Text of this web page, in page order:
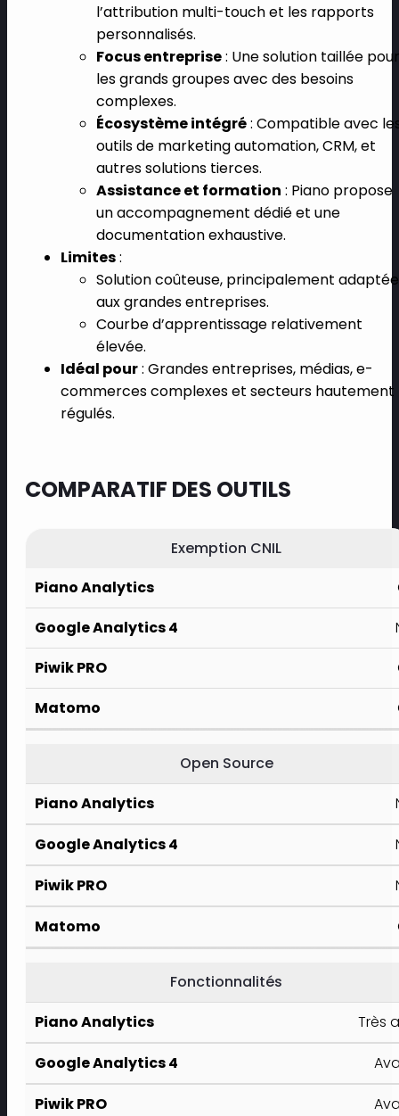
l’attribution multi-touch et les rapports
personnalisés.
Focus entreprise: Une solution taillée pour
les grands groupes avec des besoins
complexes.
Écosystème intégré: Compatible avec
outils de marketing automation, CRM, et
autres solutions tierces.
Assistance et formation : Piano propose
un accompagnement dédié et une
documentation exhaustive.
Limites:
Solution coûteuse, principalement adaptée
aux grandes entreprises.
Courbe d’apprentissage relativement
élevée.
Idéal pour: Grandes entreprises, médias, e-
commerces complexes et secteurs hautement
régulés.
COMPARATIF DES OUTILS
Exemption CNIL
Open Source
Fonctionnalités
Très